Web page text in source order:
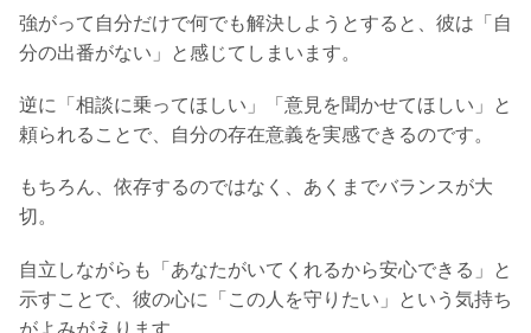
強がって自分だけで何でも解決しようとすると、彼は「自
分の出番がない」と感じてしまいます。
逆に「相談に乗ってほしい」「意見を聞かせてほしい」と
頼られることで、自分の存在意義を実感できるのです。
もちろん、依存するのではなく、あくまでバランスが大
切。
自立しながらも「あなたがいてくれるから安心できる」と
示すことで、彼の心に「この人を守りたい」という気持ち
がよみがえります。